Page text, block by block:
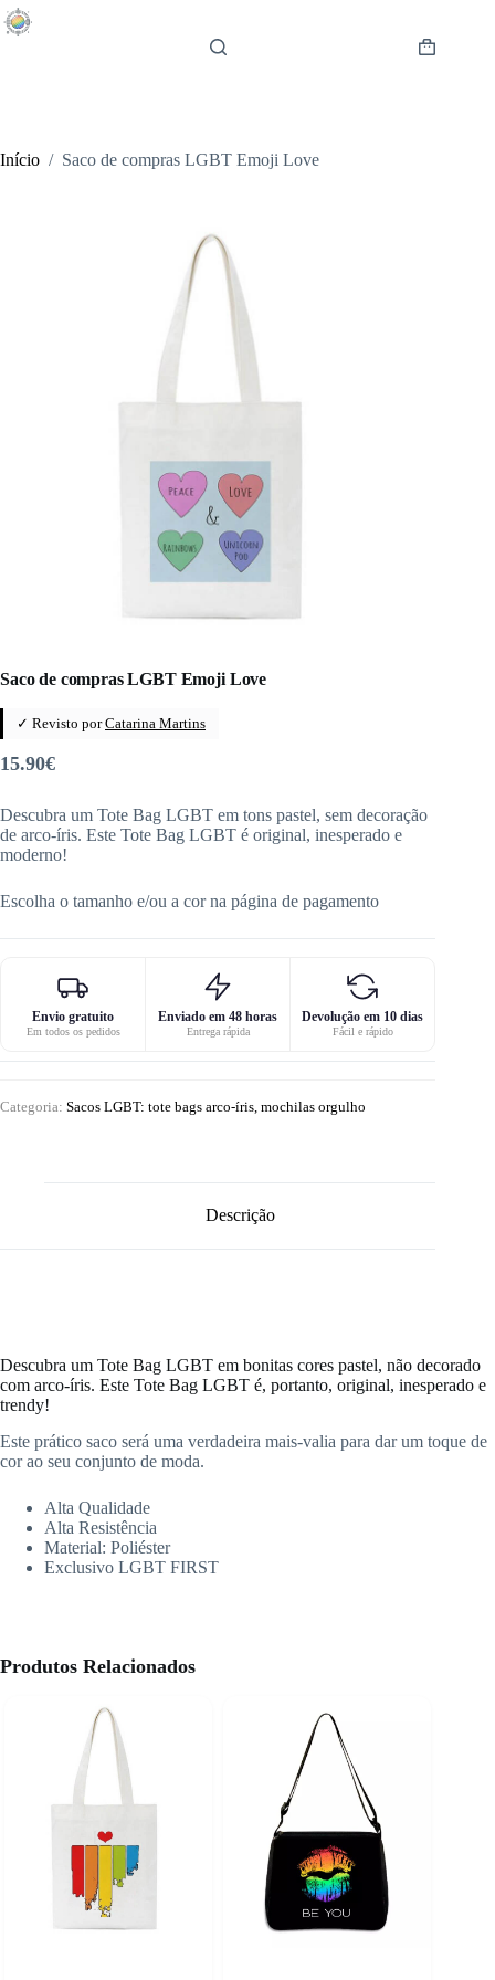
Pular
para
Carrinho
Início / Saco de compras LGBT Emoji Love
Saco de compras LGBT Emoji Love
✓ Revisto porCatarina Martins
15.90€
Descubra um Tote Bag LGBT em tons pastel, sem decoração
de arco-íris. Este Tote Bag LGBT é original, inesperado e
moderno!
Escolha o tamanho e/ou a cor na página de pagamento
Envio gratuito
Em todos os pedidos
Enviado em 48 horas
Entrega rápida
Devolução em 10 dias
Fácil e rápido
Categoria: Sacos LGBT: tote bags arco-íris, mochilas orgulho
Descrição
Descubra um Tote Bag LGBT em bonitas cores pastel, não decorado
com arco-íris. Este Tote Bag LGBT é, portanto, original, inesperado e
trendy!
Este prático saco será uma verdadeira mais-valia para dar um toque de
cor ao seu conjunto de moda.
Alta Qualidade
Alta Resistência
Material: Poliéster
Exclusivo LGBT FIRST
Produtos Relacionados